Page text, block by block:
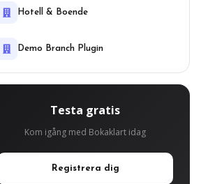
Hotell & Boende
Demo Branch Plugin
Testa gratis
Kom igång med Bokaklart idag
Registrera dig